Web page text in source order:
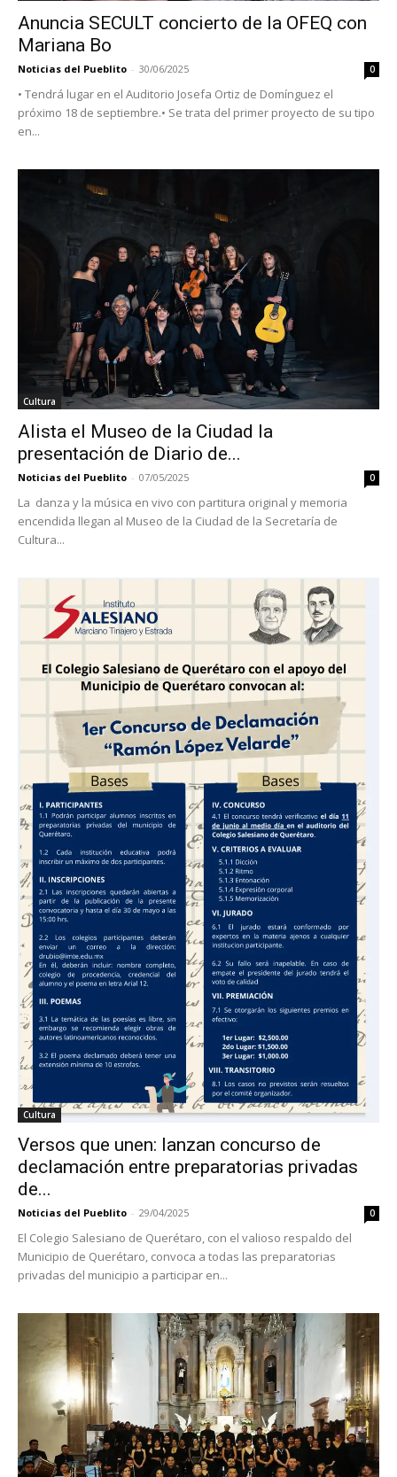
Anuncia SECULT concierto de la OFEQ con
Mariana Bo
Noticias del Pueblito - 30/06/2025 0
• Tendrá lugar en el Auditorio Josefa Ortiz de Domínguez el
próximo 18 de septiembre.• Se trata del primer proyecto de su tipo
en...
Cultura
Alista el Museo de la Ciudad la
presentación de Diario de...
Noticias del Pueblito - 07/05/2025 0
La danza y la música en vivo con partitura original y memoria
encendida llegan al Museo de la Ciudad de la Secretaría de
Cultura...
Cultura
Versos que unen: lanzan concurso de
declamación entre preparatorias privadas
de...
Noticias del Pueblito - 29/04/2025 0
El Colegio Salesiano de Querétaro, con el valioso respaldo del
Municipio de Querétaro, convoca a todas las preparatorias
privadas del municipio a participar en...